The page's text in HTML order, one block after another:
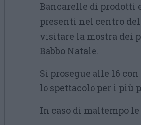
Bancarelle di prodotti
presenti nel centro
visitare la mostra dei
Babbo Natale.
Si prosegue alle 16
lo spettacolo per i più
In caso di maltempo